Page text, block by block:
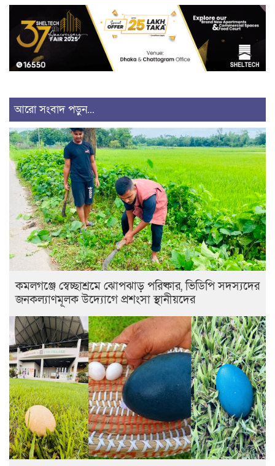
আরো সংবাদ পড়ুন...
কমলগঞ্জে স্বেচ্ছাশ্রমে ঝোপঝাড় পরিষ্কার, ভিডিপি সদস্যদের
জনকল্যাণমূলক উদ্যোগে প্রশংসা স্থানীয়দের